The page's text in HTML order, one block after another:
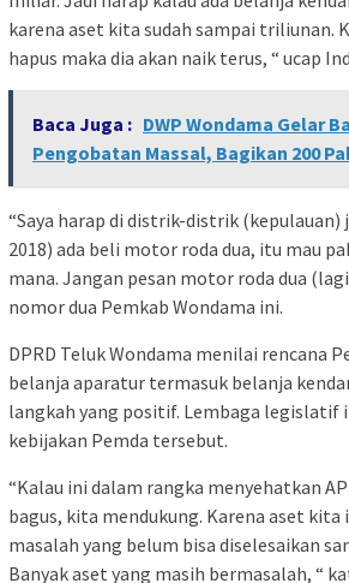
karena aset kita sudah sampai triliunan.
hapus maka dia akan naik terus, “ ucap
Baca Juga : DWP Wondama Gelar
Pengobatan Massal, Bagikan 200
“Saya harap di distrik-distrik (kepulauan)
2018) ada beli motor roda dua, itu mau
mana. Jangan pesan motor roda dua
nomor dua Pemkab Wondama ini.
DPRD Teluk Wondama menilai rencana
belanja aparatur termasuk belanja
langkah yang positif. Lembaga legislatif
kebijakan Pemda tersebut.
“Kalau ini dalam rangka menyehatkan
bagus, kita mendukung. Karena aset
masalah yang belum bisa diselesaikan
Banyak aset yang masih bermasalah, “